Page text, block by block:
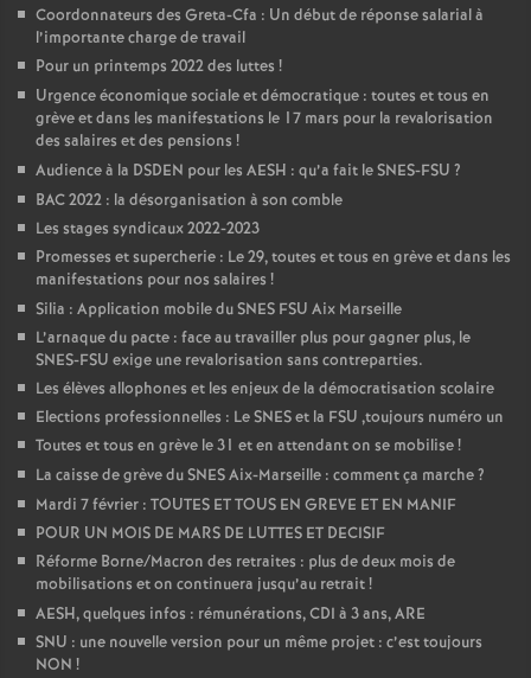
Coordonnateurs des Greta-Cfa : Un début de réponse salarial à
l’importante charge de travail
Pour un printemps 2022 des luttes !
Urgence économique sociale et démocratique : toutes et tous en
grève et dans les manifestations le 17 mars pour la revalorisation
des salaires et des pensions !
Audience à la DSDEN pour les AESH : qu’a fait le SNES-FSU ?
BAC 2022 : la désorganisation à son comble
Les stages syndicaux 2022-2023
Promesses et supercherie : Le 29, toutes et tous en grève et dans les
manifestations pour nos salaires !
Silia : Application mobile du SNES FSU Aix Marseille
L’arnaque du pacte : face au travailler plus pour gagner plus, le
SNES-FSU exige une revalorisation sans contreparties.
Les élèves allophones et les enjeux de la démocratisation scolaire
Elections professionnelles : Le SNES et la FSU ,toujours numéro un
Toutes et tous en grève le 31 et en attendant on se mobilise!
La caisse de grève du SNES Aix-Marseille : comment ça marche?
Mardi 7 février : TOUTES ET TOUS EN GREVE ET EN MANIF
POUR UN MOIS DE MARS DE LUTTES ET DECISIF
Réforme Borne/Macron des retraites : plus de deux mois de
mobilisations et on continuera jusqu’au retrait!
AESH, quelques infos : rémunérations, CDI à 3 ans, ARE
SNU : une nouvelle version pour un même projet : c’est toujours
NON !